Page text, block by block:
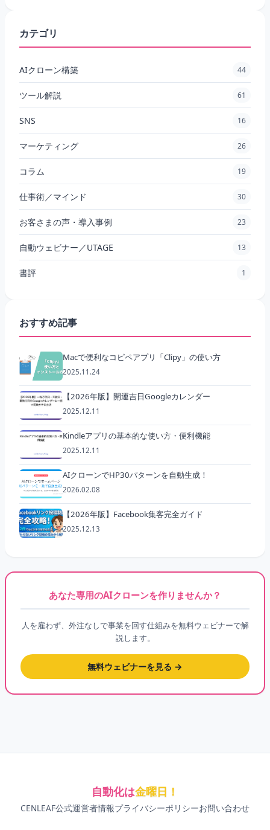
カテゴリ
AIクローン構築 44
ツール解説 61
SNS 16
マーケティング 26
コラム 19
仕事術／マインド 30
お客さまの声・導入事例 23
自動ウェビナー／UTAGE 13
書評 1
おすすめ記事
Macで便利なコピペアプリ「Clipy」の使い方
2025.11.24
【2026年版】開運吉日Googleカレンダー
2025.12.11
Kindleアプリの基本的な使い方・便利機能
2025.12.11
AIクローンでHP30パターンを自動生成！
2026.02.08
【2026年版】Facebook集客完全ガイド
2025.12.13
あなた専用のAIクローンを作りませんか？
人を雇わず、外注なしで事業を回す仕組みを無料ウェビナーで解
説します。
無料ウェビナーを見る →
自動化は金曜日！
CENLEAF公式運営者情報プライバシーポリシーお問い合わせ